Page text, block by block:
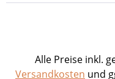
Alle Preise inkl.
Versandkosten und